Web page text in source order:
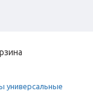
универсальные